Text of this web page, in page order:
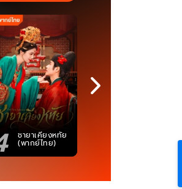
ชายาเคียงหทัย
(พากย์ไทย) 5